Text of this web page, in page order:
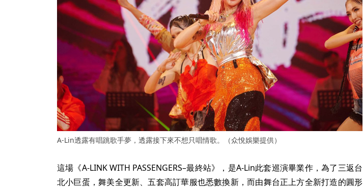
A-Lin透露有唱跳歌手夢，透露接下來不想只唱情歌。（众悅娛樂提供）
這場《A-LINK WITH PASSENGERS–最終站》，是A-Lin此套巡演畢業作，為了三返台
北小巨蛋，舞美全更新、五套高訂華服也悉數換新，而由舞台正上方全新打造的圓形